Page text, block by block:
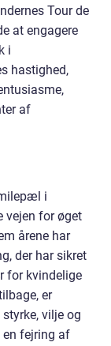
Tour de
at engagere
i
hastighed,
af
i
vejen for øget
årene har
der har sikret
for kvindelige
er
vilje og
en fejring af